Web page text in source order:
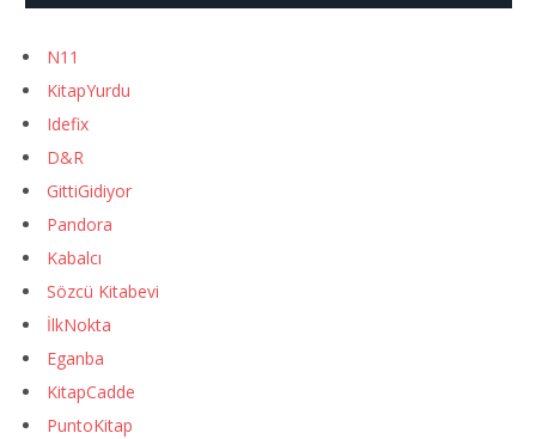
N11
KitapYurdu
Idefix
D&R
GittiGidiyor
Pandora
Kabalcı
Sözcü Kitabevi
İlkNokta
Eganba
KitapCadde
PuntoKitap